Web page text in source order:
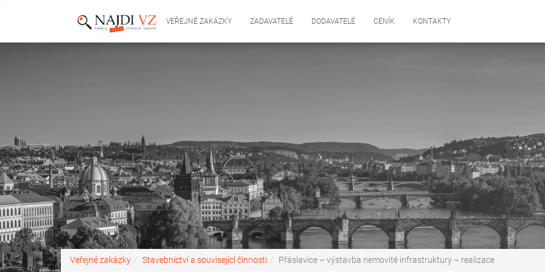
VEŘEJNÉ ZAKÁZKY ZADAVATELÉ DODAVATELÉ CENÍK KONTAKTY
Veřejné zakázky Stavebnictví a související činnosti Přáslavice – výstavba nemovité infrastruktury – realizace